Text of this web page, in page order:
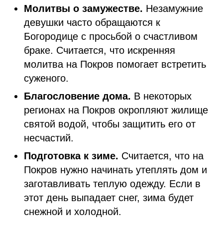
Молитвы о замужестве. Незамужние
девушки часто обращаются к
Богородице с просьбой о счастливом
браке. Считается, что искренняя
молитва на Покров помогает встретить
суженого.
Благословение дома. В некоторых
регионах на Покров окропляют жилище
святой водой, чтобы защитить его от
несчастий.
Подготовка к зиме. Считается, что на
Покров нужно начинать утеплять дом и
заготавливать теплую одежду. Если в
этот день выпадает снег, зима будет
снежной и холодной.